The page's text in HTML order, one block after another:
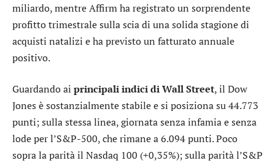
miliardo, mentreAffirmha registrato un sorprendente
profitto trimestrale sulla scia di una solida stagione di
acquisti natalizi e ha previsto un fatturato annuale
positivo.
Guardando ai principali indici di Wall Street, il Dow
Jones è sostanzialmente stabile e si posiziona su 44.773
punti; sulla stessa linea, giornata senza infamia e senza
lode per l’S&P-500, che rimane a 6.094 punti. Poco
sopra la parità il Nasdaq 100 (+0,35%); sulla parità l’S&P